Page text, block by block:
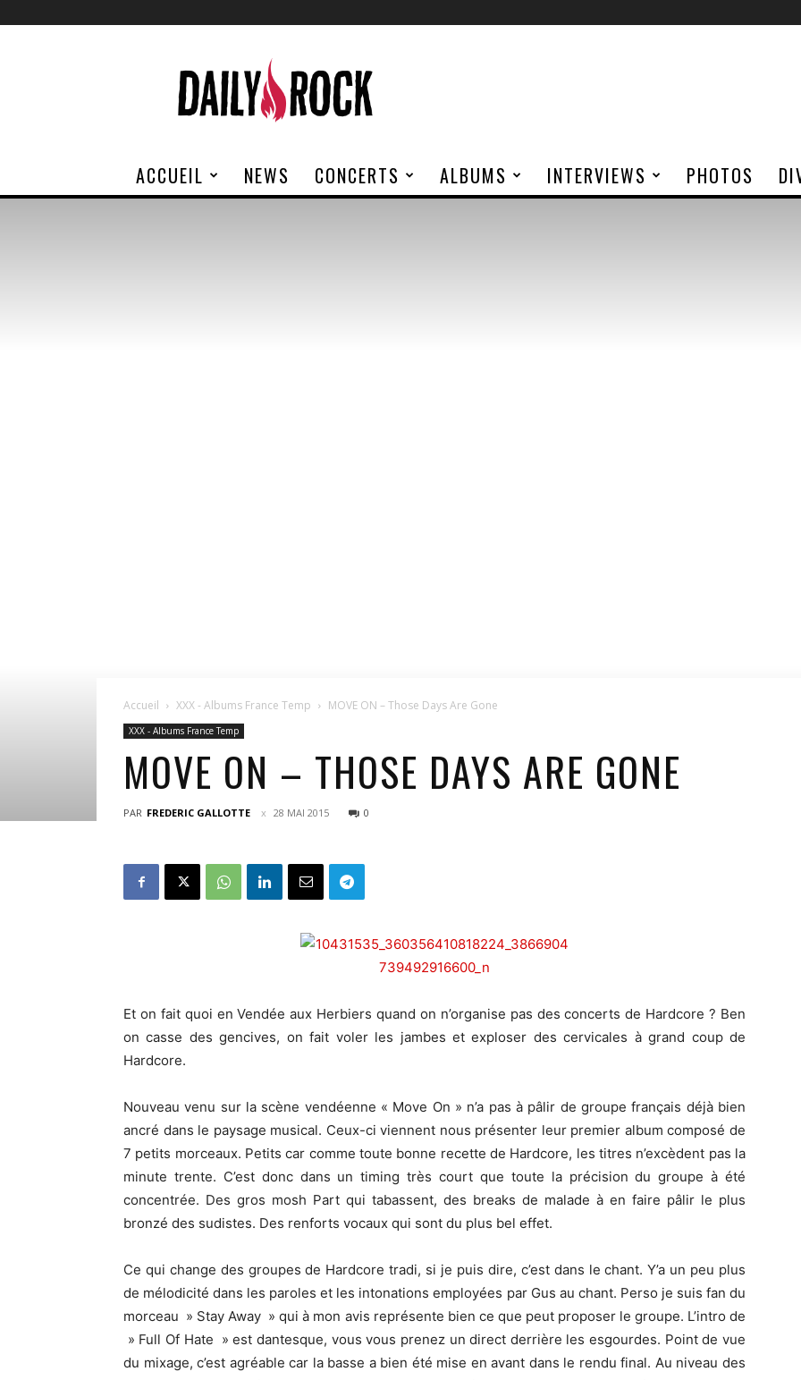
Rock
ACCUEIL NEWS CONCERTS ALBUMS INTERVIEWS PHOTOS
Accueil XXX - Albums France Temp MOVE ON – Those Days Are Gone
XXX - Albums France Temp
MOVE ON – THOSE DAYS ARE GONE
PAR FREDERIC GALLOTTE 28 MAI 2015 0
Et on fait quoi en Vendée aux Herbiers quand on n’organise pas des concerts de Hardcore ? Ben
on casse des gencives, on fait voler les jambes et exploser des cervicales à grand coup de
Hardcore.
Nouveau venu sur la scène vendéenne « Move On » n’a pas à pâlir de groupe français déjà bien
ancré dans le paysage musical. Ceux-ci viennent nous présenter leur premier album composé de
7 petits morceaux. Petits car comme toute bonne recette de Hardcore, les titres n’excèdent pas la
minute trente. C’est donc dans un timing très court que toute la précision du groupe à été
concentrée. Des gros mosh Part qui tabassent, des breaks de malade à en faire pâlir le plus
bronzé des sudistes. Des renforts vocaux qui sont du plus bel effet.
Ce qui change des groupes de Hardcore tradi, si je puis dire, c’est dans le chant. Y’a un peu plus
de mélodicité dans les paroles et les intonations employées par Gus au chant. Perso je suis fan du
morceau » Stay Away » qui à mon avis représente bien ce que peut proposer le groupe. L’intro de
» Full Of Hate » est dantesque, vous vous prenez un direct derrière les esgourdes. Point de vue
du mixage, c’est agréable car la basse a bien été mise en avant dans le rendu final. Au niveau des